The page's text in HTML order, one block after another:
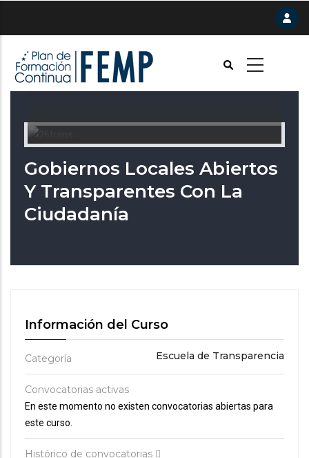
principal
Gobiernos Locales Abiertos
Y Transparentes Con La
Ciudadanía
Información del Curso
Categoría Escuela de Transparencia
Convocatorias activas
En este momento no existen convocatorias abiertas para
este curso.
Histórico de convocatorias